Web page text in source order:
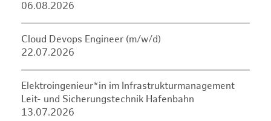
06.08.2026
Cloud Devops Engineer (m/w/d)
22.07.2026
Elektroingenieur*in im Infrastrukturmanagement
Leit- und Sicherungstechnik Hafenbahn
13.07.2026